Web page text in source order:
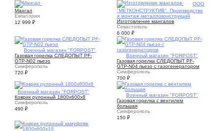
Мангал
Евпатория
12 999 ₽
ООО
"МЕТКОНСТРУКТИВ". Производство
и монтаж металлоконструкций
Изготовление мангалов
Севастополь
6 000 ₽
Военный магазин "FORPOST"
Газовая горелка СЛЕДОПЫТ PF-
GTP-N02 пьезо
Симферополь
720 ₽
Военный магазин "FORPOST"
Газовая горелка СЛЕДОПЫТ PF-
GTP-N04 пьезо с газогенератором
Симферополь
700 ₽
Военный магазин "FORPOST"
Коврик рулонный 1800х600х8
Симферополь
490 ₽
Военный магазин "FORPOST"
Газовая горелка с вентилем
большая
Симферополь
150 ₽